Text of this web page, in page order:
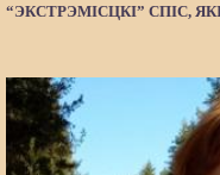
“ЭКСТРЭМІСЦКІ” СПІС,